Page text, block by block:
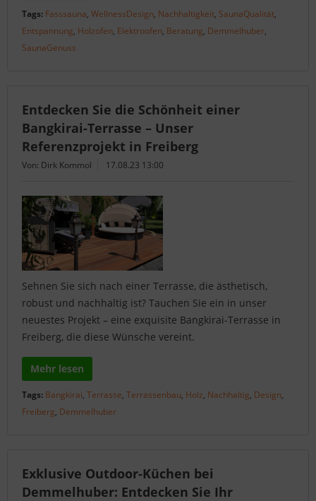
Tags: Fasssauna, WellnessDesign, Nachhaltigkeit, SaunaQualität,
Entspannung, Holzofen, Elektroofen, Beratung, Demmelhuber,
SaunaGenuss
Entdecken Sie die Schönheit einer
Bangkirai-Terrasse – Unser
Referenzprojekt in Freiberg
Von: Dirk Kommol 17.08.23 13:00
Sehnen Sie sich nach einer Terrasse, die ästhetisch,
robust und nachhaltig ist? Tauchen Sie ein in unser
neuestes Projekt – eine exquisite Bangkirai-Terrasse in
Freiberg, die diese Wünsche vereint.
Mehr lesen
Tags: Bangkirai, Terrasse, Terrassenbau, Holz, Nachhaltig, Design,
Freiberg, Demmelhuber
Exklusive Outdoor-Küchen bei
Demmelhuber: Entdecken Sie Ihr